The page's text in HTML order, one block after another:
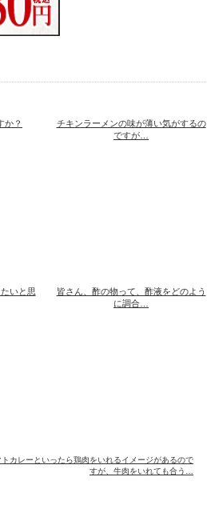
か？
チキンラーメンの味が薄い気がするの
ですが…
いと思
皆さん、酢の物って、酢液をどのよう
に調合…
トカレーといったら鶏肉をいれるイメージがあるので
すが、牛肉をいれても合う…